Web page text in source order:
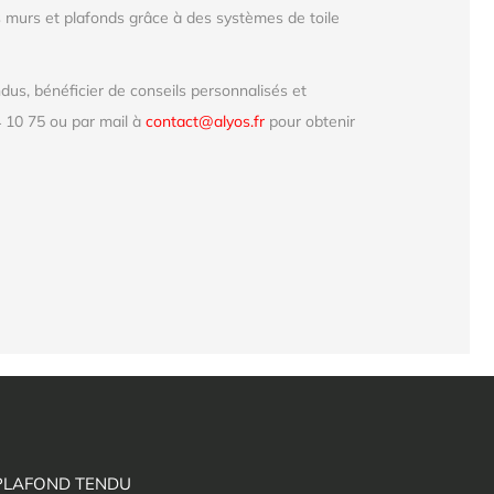
et plafonds grâce à des systèmes de toile
bénéficier de conseils personnalisés et
75 ou par mail à contact@alyos.fr pour obtenir
TENDU